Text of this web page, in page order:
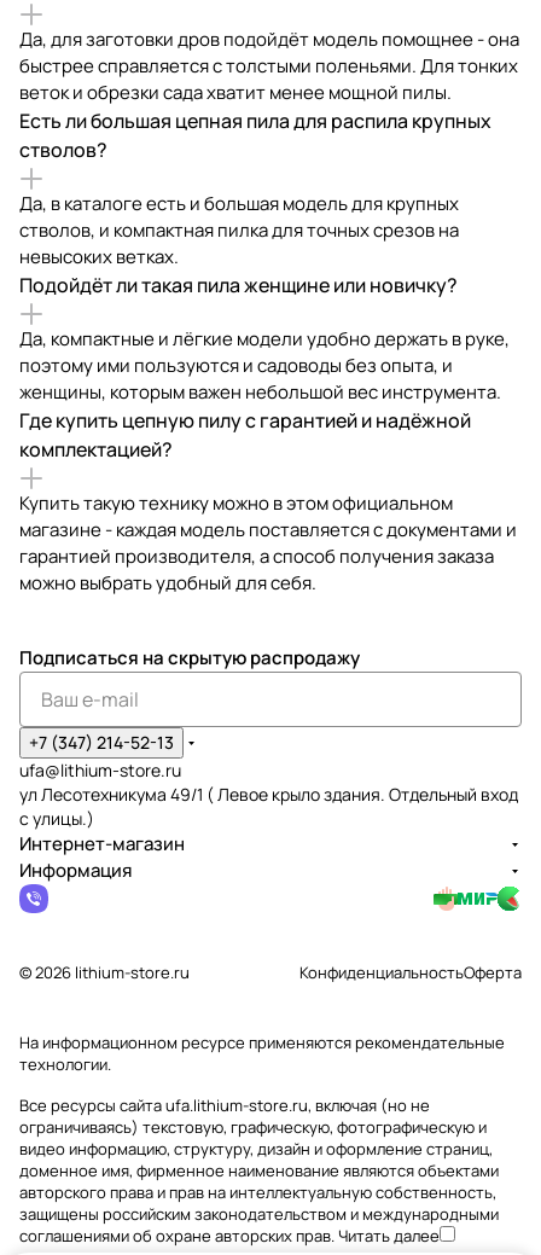
Да, для заготовки дров подойдёт модель помощнее - она
быстрее справляется с толстыми поленьями. Для тонких
веток и обрезки сада хватит менее мощной пилы.
Есть ли большая цепная пила для распила крупных
стволов?
Да, в каталоге есть и большая модель для крупных
стволов, и компактная пилка для точных срезов на
невысоких ветках.
Подойдёт ли такая пила женщине или новичку?
Да, компактные и лёгкие модели удобно держать в руке,
поэтому ими пользуются и садоводы без опыта, и
женщины, которым важен небольшой вес инструмента.
Где купить цепную пилу с гарантией и надёжной
комплектацией?
Купить такую технику можно в этом официальном
магазине - каждая модель поставляется с документами и
гарантией производителя, а способ получения заказа
можно выбрать удобный для себя.
Подписаться на скрытую распродажу
+7 (347) 214-52-13
ufa@lithium-store.ru
ул Лесотехникума 49/1 ( Левое крыло здания. Отдельный вход
с улицы.)
Интернет-магазин
Информация
© 2026 lithium-store.ru КонфиденциальностьОферта
На информационном ресурсе применяютсярекомендательные
технологии.
Все ресурсы сайта ufa.lithium-store.ru, включая (но не
ограничиваясь) текстовую, графическую, фотографическую и
видео информацию, структуру, дизайн и оформление страниц,
доменное имя, фирменное наименование являются объектами
авторского права и прав на интеллектуальную собственность,
защищены российским законодательством и международными
соглашениями об охране авторских прав.Читать далее